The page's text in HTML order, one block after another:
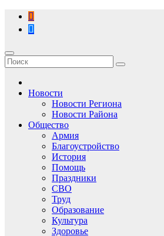
Перейти
содержимому
Новости
Новости Региона
Новости Района
Общество
Армия
Благоустройство
История
Помощь
Праздники
СВО
Труд
Образование
Культура
Здоровье